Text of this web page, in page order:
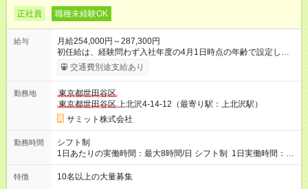
正社員 職種未経験OK
給与
月給254,000円～287,300円
初任給は、経験問わず入社年度の4月1日時点の年齢で設定しま
す。 ■27歳以上：月給28万7300円 ■26歳 ：月給28万3300
円 ■25歳 ：月給27万9300円 ■24歳 ：月給27万5300円
歳 ：月給26万円 ■20歳 ：月給25万4000円 ■キャリアパ
スについて■ 配属後は経験を積み、サブチーフ・チーフ（部門運
営責任者）を目指します。 チーフは接客や作業のほか、販売計
画や売場作り、社員教育も担当。副店長・店長へ昇進すれば給
与も大幅アップします。 また年1回キャリア希望を出せ、商品
部・営業企画部・総務部・経理部など本部スタッフへの挑戦も
発・経理部への異動例もあり、自身の可能性を広げられる環境
です！ 【試用期間】試用期間あり 試用期間の長さ：3ヶ月 雇用
交通費別途支給あり
勤務地
東京都世田谷区
東京都世田谷区上北沢4-14-12（最寄り駅：上北沢駅）
サミット株式会社
勤務時間
シフト制
1日あたりの実働時間：最大8時間/日 シフト制 1日実働時間：最
大8時間(休憩1時間) 月10日休 【シフト例】 8:00～17:00 10:00
～19:00 12:00～21:00 ほか 深夜営業店舗(22時～25時閉店)に
特徴 10名以上の大量募集